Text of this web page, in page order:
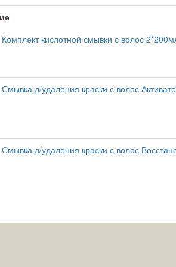
Комплект кислотной смывки с волос
Смывка д/удаления краски с волос
Смывка д/удаления краски с волос